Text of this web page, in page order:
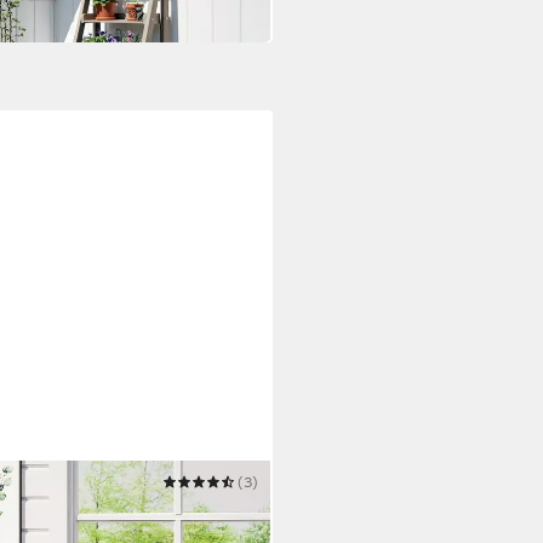
Blumenregal, Blumentreppe,
(3)